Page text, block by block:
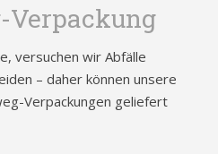
versuchen wir Abfälle
– daher können unsere
Verpackungen geliefert